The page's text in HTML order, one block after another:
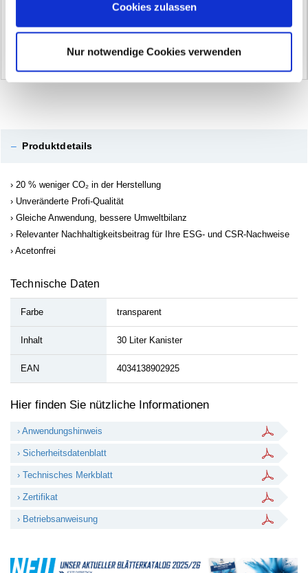
Cookies zulassen
Nur notwendige Cookies verwenden
– Produktdetails
20 % weniger CO₂ in der Herstellung
Unveränderte Profi-Qualität
Gleiche Anwendung, bessere Umweltbilanz
Relevanter Nachhaltigkeitsbeitrag für Ihre ESG- und CSR-Nachweise
Acetonfrei
Technische Daten
Farbe transparent
Inhalt 30 Liter Kanister
EAN 4034138902925
Hier finden Sie nützliche Informationen
› Anwendungshinweis
› Sicherheitsdatenblatt
› Technisches Merkblatt
› Zertifikat
› Betriebsanweisung